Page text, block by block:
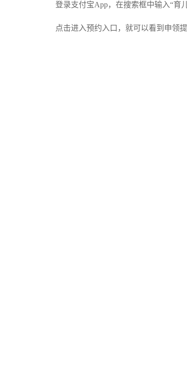
登录支付宝App，在搜索框中输入“育儿
点击进入预约入口，就可以看到申领提